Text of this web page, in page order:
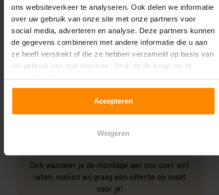
ons websiteverkeer te analyseren. Ook delen we informatie
over uw gebruik van onze site met onze partners voor
social media, adverteren en analyse. Deze partners kunnen
de gegevens combineren met andere informatie die u aan
ze heeft verstrekt of die ze hebben verzameld op basis van
uw gebruik van hun services. Druk op de knop om te
accepteren!
Accepteren
Weigeren
Ook wanneer je de montage aan ons over wilt
laten, maken wij graag een offerte op maat
voor je!